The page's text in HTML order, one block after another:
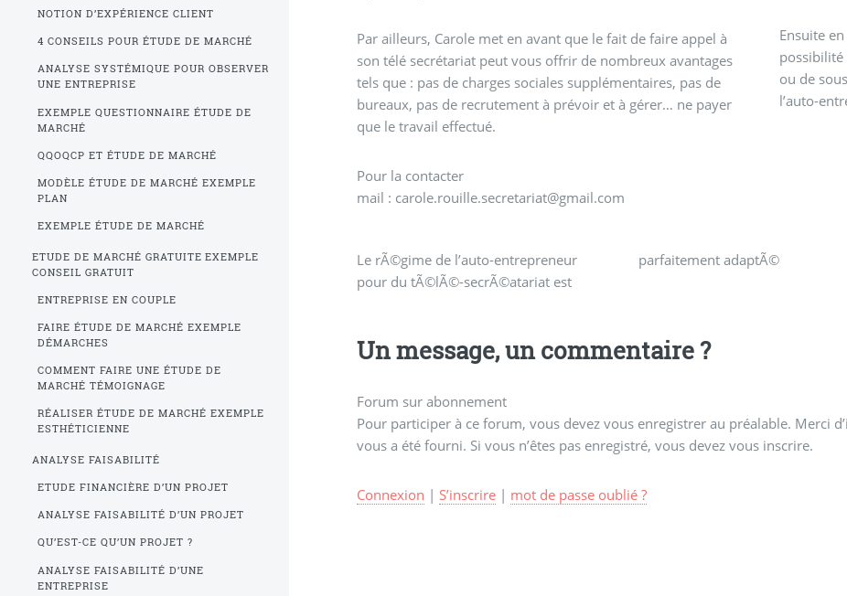
Par ailleurs, Carole met en avant que le fait de faire appel à
son télé secrétariat peut vous offrir de nombreux avantages
tels que : pas de charges sociales supplémentaires, pas de
bureaux, pas de recrutement à prévoir et à gérer… ne payer
que le travail effectué.
Pour la contacter
mail : carole.rouille.secretariat@gmail.com
Ensuite
possibilité
ou de
l’auto-
Le rÃ©gime de l’auto-entrepreneur
pour du tÃ©lÃ©-secrÃ©atariat est
parfaitement adaptÃ©
Un message, un commentaire ?
Forum sur abonnement
Pour participer à ce forum, vous devez vous enregistrer au préalable. Merci
vous a été fourni. Si vous n’êtes pas enregistré, vous devez vous inscrire.
Connexion | S’inscrire| mot de passe oublié ?
NOTION D’EXPÉRIENCE CLIENT
4 CONSEILS POUR ÉTUDE DE MARCHÉ
ANALYSE SYSTÉMIQUE POUR OBSERVER
UNE ENTREPRISE
EXEMPLE QUESTIONNAIRE ÉTUDE DE
MARCHÉ
QQOQCP ET ÉTUDE DE MARCHÉ
MODÈLE ÉTUDE DE MARCHÉ EXEMPLE
PLAN
EXEMPLE ÉTUDE DE MARCHÉ
ETUDE DE MARCHÉ GRATUITE EXEMPLE
CONSEIL GRATUIT
ENTREPRISE EN COUPLE
FAIRE ÉTUDE DE MARCHÉ EXEMPLE
DÉMARCHES
COMMENT FAIRE UNE ÉTUDE DE
MARCHÉ TÉMOIGNAGE
RÉALISER ÉTUDE DE MARCHÉ EXEMPLE
ESTHÉTICIENNE
ANALYSE FAISABILITÉ
ETUDE FINANCIÈRE D’UN PROJET
ANALYSE FAISABILITÉ D’UN PROJET
QU’EST-CE QU’UN PROJET ?
ANALYSE FAISABILITÉ D’UNE
ENTREPRISE